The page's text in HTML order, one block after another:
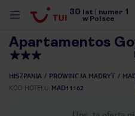
30 lat numer 1
w Polsce
Apartamentos
HISZPANIA PROWINCJA MADRYT
KOD HOTELU MAD11162